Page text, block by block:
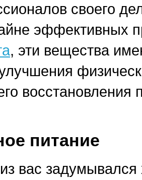
своего
эффективных
, эти вещества
восстановления
питание
вас